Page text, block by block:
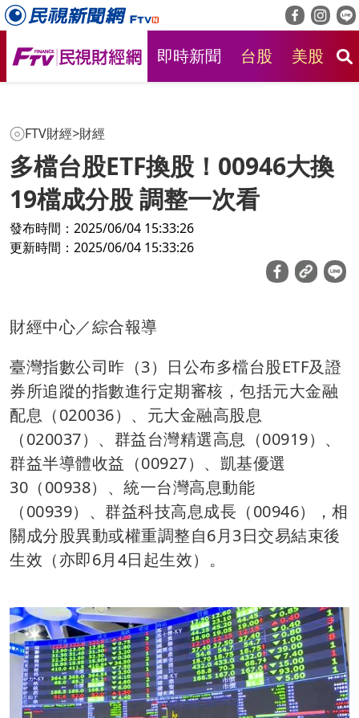
即時新聞 台股 美股
FTV財經>財經
多檔台股ETF換股！00946大換
19檔成分股 調整一次看
發布時間：2025/06/04 15:33:26
更新時間：2025/06/04 15:33:26
財經中心／綜合報導
臺灣指數公司昨（3）日公布多檔台股ETF及證
券所追蹤的指數進行定期審核，包括元大金融
配息（020036）、元大金融高股息
（020037）、群益台灣精選高息（00919）、
群益半導體收益（00927）、凱基優選
30（00938）、統一台灣高息動能
（00939）、群益科技高息成長（00946），相
關成分股異動或權重調整自6月3日交易結束後
生效（亦即6月4日起生效）。